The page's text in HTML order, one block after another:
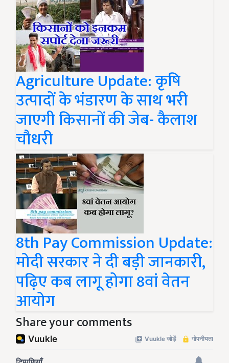
Agriculture Update: कृषि
उत्पादों के भंडारण के साथ भरी
जाएगी किसानों की जेब- कैलाश
चौधरी
8th Pay Commission Update:
मोदी सरकार ने दी बड़ी जानकारी,
पढ़िए कब लागू होगा 8वां वेतन
आयोग
Share your comments